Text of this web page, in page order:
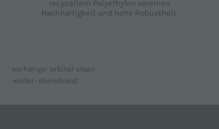
recyceltem Polyethylen vereinen
Nachhaltigkeit und hohe Robustheit.
vorherige: orbital-clean
weiter: shineboost